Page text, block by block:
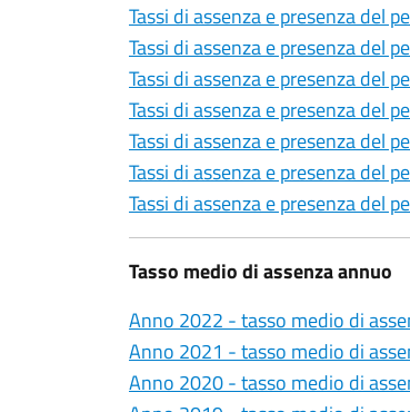
Tassi di assenza e presenza del
Tassi di assenza e presenza del
Tassi di assenza e presenza del
Tassi di assenza e presenza del
Tassi di assenza e presenza del
Tassi di assenza e presenza del
Tassi di assenza e presenza del
Tasso medio di assenza annuo
Anno 2022 - tasso medio di
Anno 2021 - tasso medio di
Anno 2020 - tasso medio di